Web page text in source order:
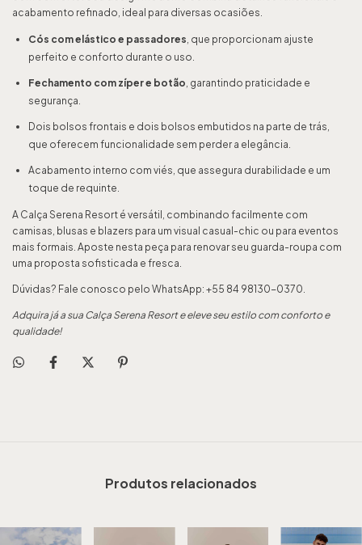
acabamento refinado, ideal para diversas ocasiões.
Cós com elástico e passadores , que proporcionam ajuste
perfeito e conforto durante o uso.
Fechamento com zíper e botão , garantindo praticidade e
segurança.
Dois bolsos frontais e dois bolsos embutidos na parte de trás,
que oferecem funcionalidade sem perder a elegância.
Acabamento interno com viés, que assegura durabilidade e um
toque de requinte.
A Calça Serena Resort é versátil, combinando facilmente com
camisas, blusas e blazers para um visual casual-chic ou para eventos
mais formais. Aposte nesta peça para renovar seu guarda-roupa com
uma proposta sofisticada e fresca.
Dúvidas? Fale conosco pelo WhatsApp: +55 84 98130-0370.
Adquira já a sua Calça Serena Resort e eleve seu estilo com conforto e
qualidade!
Produtos relacionados